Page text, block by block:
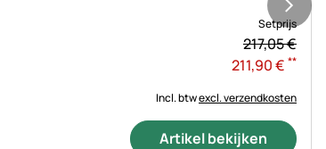
Setprijs
217,05€
211,90€ **
Incl. btwexcl. verzendkosten
Artikel bekijken